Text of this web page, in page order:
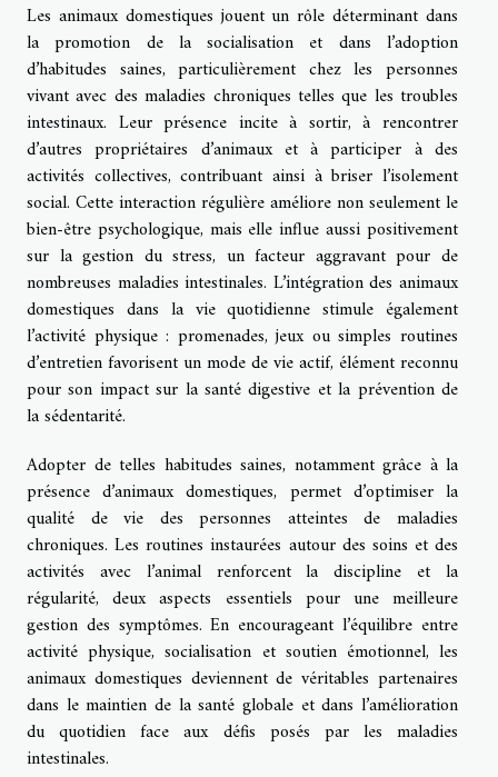
Les animaux domestiques jouent un rôle déterminant dans
la promotion de la socialisation et dans l’adoption
d’habitudes saines, particulièrement chez les personnes
vivant avec des maladies chroniques telles que les troubles
intestinaux. Leur présence incite à sortir, à rencontrer
d’autres propriétaires d’animaux et à participer à des
activités collectives, contribuant ainsi à briser l’isolement
social. Cette interaction régulière améliore non seulement le
bien-être psychologique, mais elle influe aussi positivement
sur la gestion du stress, un facteur aggravant pour de
nombreuses maladies intestinales. L’intégration des animaux
domestiques dans la vie quotidienne stimule également
l’activité physique : promenades, jeux ou simples routines
d’entretien favorisent un mode de vie actif, élément reconnu
pour son impact sur la santé digestive et la prévention de
la sédentarité.
Adopter de telles habitudes saines, notamment grâce à la
présence d’animaux domestiques, permet d’optimiser la
qualité de vie des personnes atteintes de maladies
chroniques. Les routines instaurées autour des soins et des
activités avec l’animal renforcent la discipline et la
régularité, deux aspects essentiels pour une meilleure
gestion des symptômes. En encourageant l’équilibre entre
activité physique, socialisation et soutien émotionnel, les
animaux domestiques deviennent de véritables partenaires
dans le maintien de la santé globale et dans l’amélioration
du quotidien face aux défis posés par les maladies
intestinales.